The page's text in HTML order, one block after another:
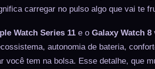
carregar no pulso algo que vai te
Watch Series 11 e o Galaxy Watch 8
autonomia de bateria,
tem na bolsa. Esse detalhe, que